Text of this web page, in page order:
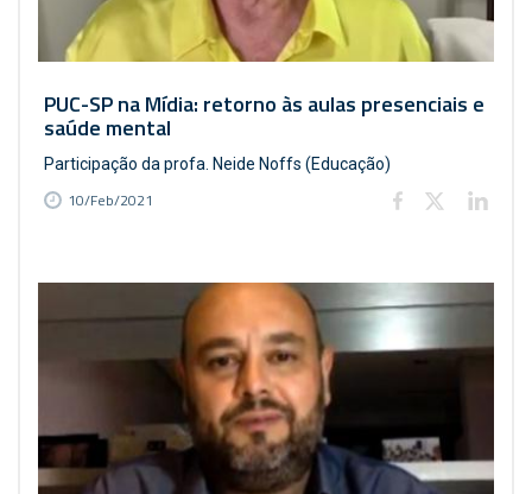
PUC-SP na Mídia: retorno às aulas presenciais e
saúde mental
Participação da profa. Neide Noffs (Educação)
10/Feb/2021